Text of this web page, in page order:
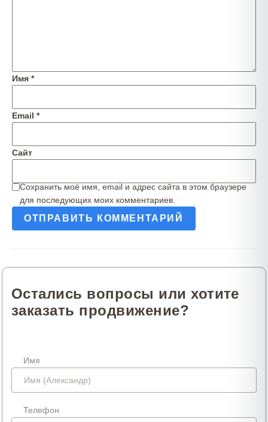
Имя *
Email *
Сайт
Сохранить моё имя, email и адрес сайта в этом браузере
для последующих моих комментариев.
Остались вопросы или хотите
заказать продвижение?
Имя
Телефон